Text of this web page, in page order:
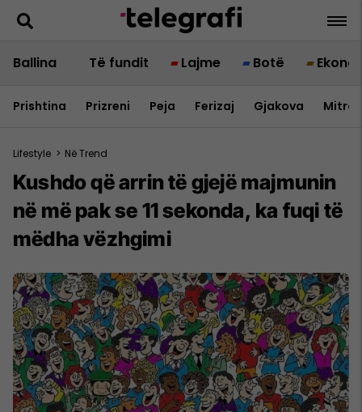
Ballina Të fundit Lajme Botë
Prishtina Prizreni Peja Ferizaj Gjakova
Lifestyle > Në Trend
Kushdo që arrin të gjejë majmunin
në më pak se 11 sekonda, ka fuqi të
mëdha vëzhgimi